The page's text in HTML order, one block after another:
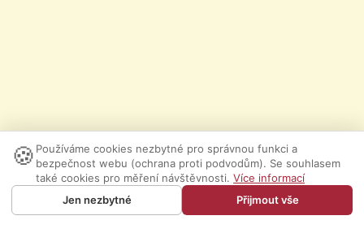
🍪 Používáme cookies nezbytné pro správnou funkci a
bezpečnost webu (ochrana proti podvodům). Se souhlasem
také cookies pro měření návštěvnosti. Více informací
Jen nezbytné
Přijmout vše